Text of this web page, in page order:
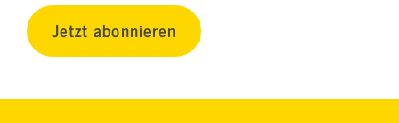
Jetzt abonnieren